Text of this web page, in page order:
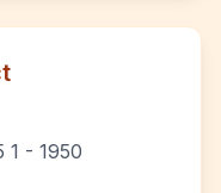
1 - 1950